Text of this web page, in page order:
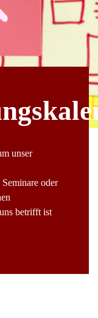
unser
oder
betrifft ist